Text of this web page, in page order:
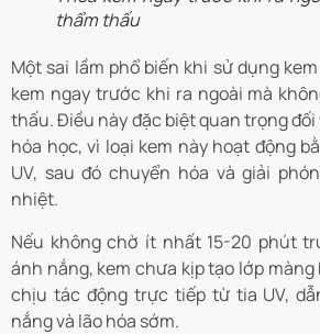
thẩm thấu
Một sai lầm phổ biến khi sử dụng
kem ngay trước khi ra ngoài mà
thấu. Điều này đặc biệt quan trọng
hóa học, vì loại kem này hoạt động
UV, sau đó chuyển hóa và giải
nhiệt.
Nếu không chờ ít nhất 15-20 phút
ánh nắng, kem chưa kịp tạo lớp màng
chịu tác động trực tiếp từ tia UV,
nắng và lão hóa sớm.